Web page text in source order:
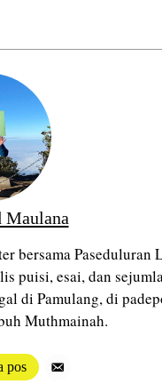
Maulana
bersama Paseduluran
puisi, esai, dan
di Pamulang, di
Muthmainah.
pos